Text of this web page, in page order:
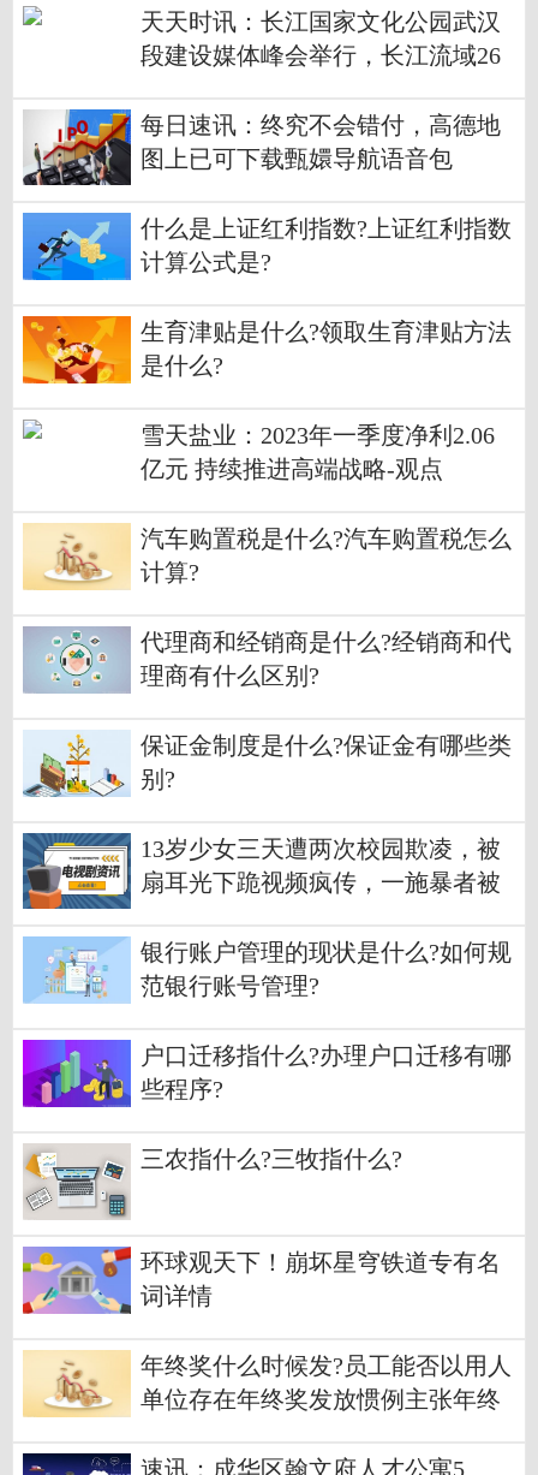
天天时讯：长江国家文化公园武汉
段建设媒体峰会举行，长江流域26
江
每日速讯：终究不会错付，高德地
图上已可下载甄嬛导航语音包
什么是上证红利指数?上证红利指数
计算公式是?
生育津贴是什么?领取生育津贴方法
是什么?
雪天盐业：2023年一季度净利2.06
亿元 持续推进高端战略-观点
汽车购置税是什么?汽车购置税怎么
计算?
代理商和经销商是什么?经销商和代
理商有什么区别?
保证金制度是什么?保证金有哪些类
别?
13岁少女三天遭两次校园欺凌，被
扇耳光下跪视频疯传，一施暴者被
银行账户管理的现状是什么?如何规
范银行账号管理?
户口迁移指什么?办理户口迁移有哪
些程序?
三农指什么?三牧指什么?
环球观天下！崩坏星穹铁道专有名
词详情
年终奖什么时候发?员工能否以用人
单位存在年终奖发放惯例主张年终
速讯：成华区翰文府人才公寓5、